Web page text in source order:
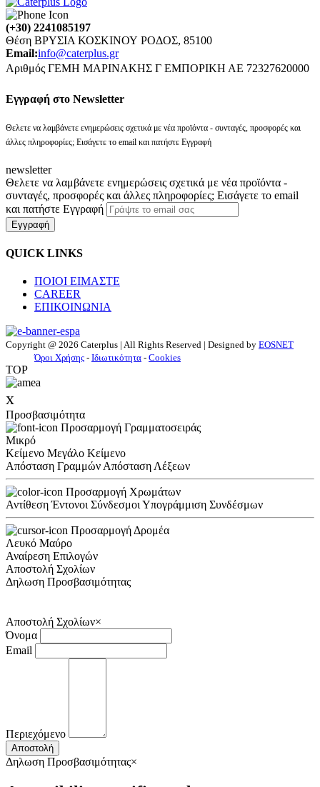
(+30) 2241085197
Θέση ΒΡΥΣΙΑ ΚΟΣΚΙΝΟΥ ΡΟΔΟΣ, 85100
Email:info@caterplus.gr
Αριθμός ΓΕΜΗ ΜΑΡΙΝΑΚΗΣ Γ ΕΜΠΟΡΙΚΗ ΑΕ 72327620000
Eγγραφή στο Newsletter
Θελετε να λαμβάνετε ενημερώσεις σχετικά με νέα προϊόντα - συνταγές, προσφορές και
άλλες πληροφορίες; Εισάγετε το email και πατήστε Εγγραφή
newsletter
Θελετε να λαμβάνετε ενημερώσεις σχετικά με νέα προϊόντα -
συνταγές, προσφορές και άλλες πληροφορίες; Εισάγετε το email
και πατήστε Εγγραφή
Εγγραφή
QUICK LINKS
ΠΟΙΟΙ ΕΙΜΑΣΤΕ
CAREER
ΕΠΙΚΟΙΝΩΝΙΑ
Copyright @ 2026 Caterplus | All Rights Reserved | Designed by EOSNET
Όροι Χρήσης - Ιδιωτικότητα - Cookies
TOP
x
Προσβασιμότητα
Προσαρμογή Γραμματοσειράς
Μικρό
Κείμενο Μεγάλο Κείμενο
Απόσταση Γραμμών Απόσταση Λέξεων
Προσαρμογή Χρωμάτων
Αντίθεση Έντονοι Σύνδεσμοι Υπογράμμιση Συνδέσμων
Προσαρμογή Δρομέα
Λευκό Μαύρο
Αναίρεση Επιλογών
Αποστολή Σχολίων
Δηλωση Προσβασιμότητας
Αποστολή Σχολίων×
Όνομα
Email
Περιεχόμενο
Αποστολή
Δηλωση Προσβασιμότητας×